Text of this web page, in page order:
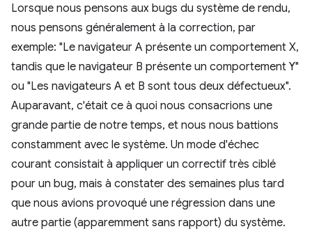
Lorsque nous pensons aux bugs du système de rendu,
nous pensons généralement à la correction, par
exemple: "Le navigateur A présente un comportement X,
tandis que le navigateur B présente un comportement Y"
ou "Les navigateurs A et B sont tous deux défectueux".
Auparavant, c'était ce à quoi nous consacrions une
grande partie de notre temps, et nous nous battions
constamment avec le système. Un mode d'échec
courant consistait à appliquer un correctif très ciblé
pour un bug, mais à constater des semaines plus tard
que nous avions provoqué une régression dans une
autre partie (apparemment sans rapport) du système.